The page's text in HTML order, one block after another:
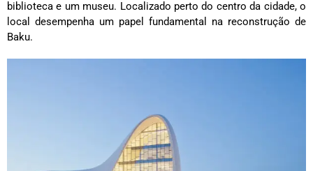
biblioteca e um museu. Localizado perto do centro da cidade, o
local desempenha um papel fundamental na reconstrução de
Baku.